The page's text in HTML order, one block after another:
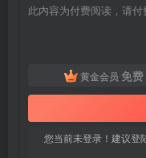
此内容为付费阅读，请
黄金会员 免费
您当前未登录！建议登